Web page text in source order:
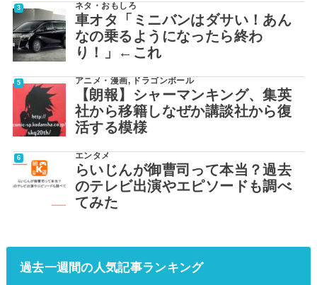
ネタ・おもしろ
車オタ「ミニバンはダサい！あん
なの乗るようになったら終わ
り！」←これ
アニメ・漫画, ドラゴンボール
【朗報】シャーマンキング、集英
社から移籍しなぜか講談社から復
活する模様
エンタメ
らいじんが御曹司って本当？過去
のテレビ出演やエピソードも調べ
てみた
過去一週間の人気記事ランキング